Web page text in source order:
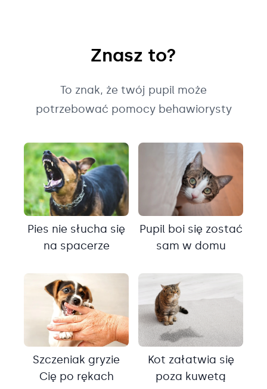
Znasz to?
To znak, że twój pupil może
potrzebować pomocy behawiorysty
Pies nie słucha się
na spacerze
Pupil boi się zostać
sam w domu
Szczeniak gryzie
Cię po rękach
Kot załatwia się
poza kuwetą